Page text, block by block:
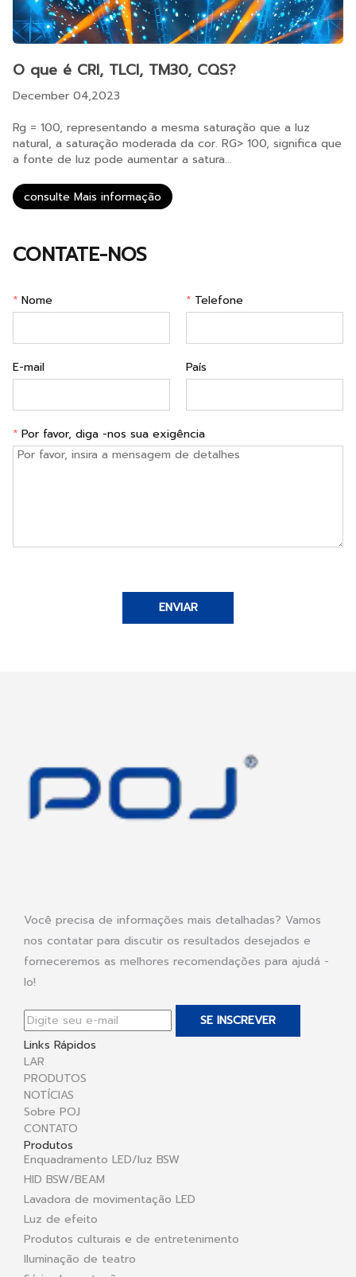
O que é CRI, TLCI, TM30, CQS?
December 04,2023
Rg = 100, representando a mesma saturação que a luz
natural, a saturação moderada da cor. RG> 100, significa que
a fonte de luz pode aumentar a satura…
consulte Mais informação
CONTATE-NOS
* Nome * Telefone
E-mail País
* Por favor, diga -nos sua exigência
ENVIAR
Você precisa de informações mais detalhadas? Vamos
nos contatar para discutir os resultados desejados e
forneceremos as melhores recomendações para ajudá -
lo!
SE INSCREVER
Links Rápidos
LAR
PRODUTOS
NOTÍCIAS
Sobre POJ
CONTATO
Produtos
Enquadramento LED/luz BSW
HID BSW/BEAM
Lavadora de movimentação LED
Luz de efeito
Produtos culturais e de entretenimento
Iluminação de teatro